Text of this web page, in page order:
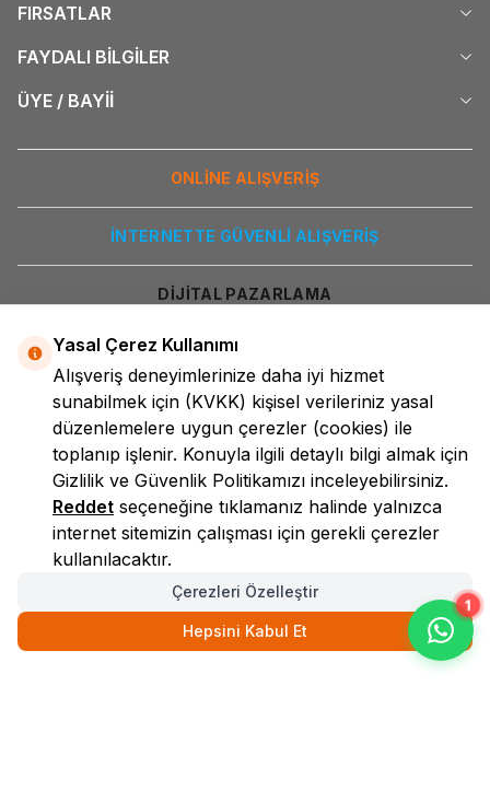
1
FIRSATLAR
FAYDALI BİLGİLER
ÜYE / BAYİİ
ONLİNE ALIŞVERİŞ
İNTERNETTE GÜVENLİ ALIŞVERİŞ
DİJİTAL PAZARLAMA
LokmanAVM
Yasal Çerez Kullanımı
Alışveriş deneyimlerinize daha iyi hizmet
sunabilmek için (KVKK) kişisel verileriniz yasal
düzenlemelere uygun çerezler (cookies) ile
toplanıp işlenir. Konuyla ilgili detaylı bilgi almak için
Gizlilik ve Güvenlik Politikamızı inceleyebilirsiniz.
Reddet seçeneğine tıklamanız halinde yalnızca
internet sitemizin çalışması için gerekli çerezler
kullanılacaktır.
Çerezleri Özelleştir
Hepsini Kabul Et